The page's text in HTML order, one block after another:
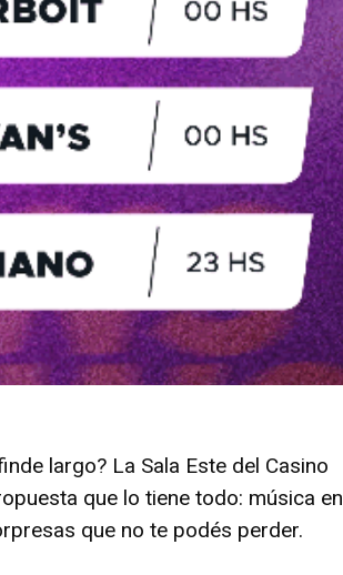
largo? La Sala Este del Casino
que lo tiene todo: música en
que no te podés perder.